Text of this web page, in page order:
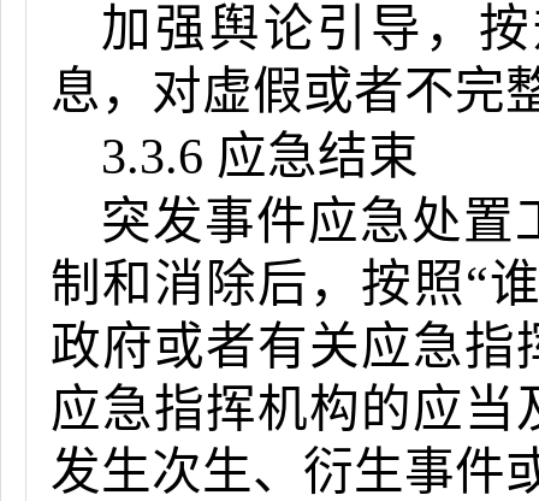
加强舆论引导，
息，对虚假或者不完
3.3.6 应急结束
突发事件应急处置
制和消除后，按照“
政府或者有关应急指
应急指挥机构的应
发生次生、衍生事件